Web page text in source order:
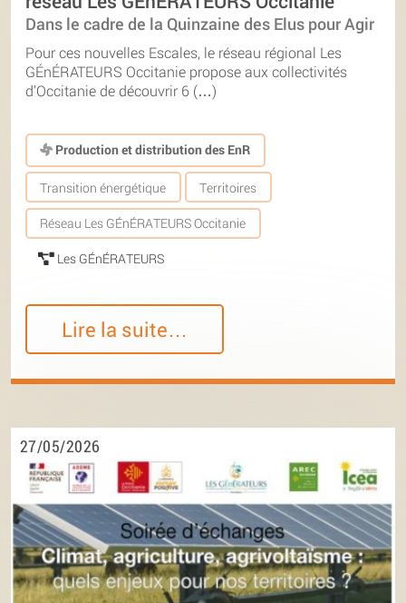
Dans le cadre de la Quinzaine des Elus pour Agir
Pour ces nouvelles Escales, le réseau régional Les
GÉnÉRATEURS Occitanie propose aux collectivités
d’Occitanie de découvrir 6 (…)
Production et distribution des EnR
Transition énergétique Territoires
Réseau Les GÉnÉRATEURS Occitanie
Les GÉnÉRATEURS
Lire la suite…
27/05/2026